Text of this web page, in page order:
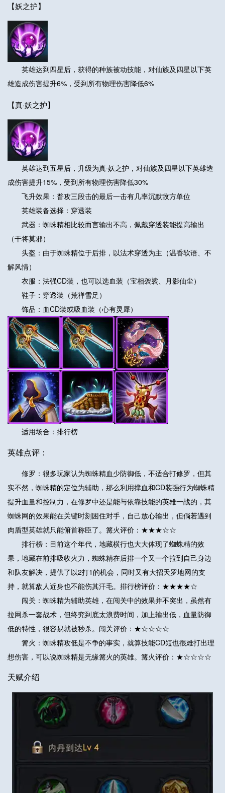
【妖之护】
英雄达到四星后，获得的种族被动技能，对仙族及四星以下英
雄造成伤害提升6%，受到所有物理伤害降低6%
【真·妖之护】
英雄达到五星后，升级为真·妖之护，对仙族及四星以下英雄造
成伤害提升15%，受到所有物理伤害降低30%
飞升效果：普攻三段击的最后一击有几率沉默敌方单位
英雄装备选择：穿透装
武器：蜘蛛精相比较而言输出不高，佩戴穿透装能提高输出
（干将莫邪）
头盔：由于蜘蛛精位于后排，以法术穿透为主（温香软语、不
解风情）
衣服：法强CD装，也可以选血装（宝相袈裟、月影仙尘）
鞋子：穿透装（荒禅雪足）
饰品：血CD装或吸血装（心有灵犀）
适用场合：排行榜
英雄点评：
修罗：很多玩家认为蜘蛛精血少防御低，不适合打修罗，但其
实不然，蜘蛛精的定位为辅助，那么利用撑血和CD装强行为蜘蛛精
提升血量和控制力，在修罗中还是能与依靠技能的英雄一战的，其
蜘蛛网的效果能在关键时刻困住对手，自己放心输出，但倘若遇到
肉盾型英雄就只能俯首称臣了。篝火评价：★★★☆☆
排行榜：目前这个年代，地藏横行也大大体现了蜘蛛精的效
果，地藏在前排吸收火力，蜘蛛精在后排一个又一个拉到自己身边
和队友解决，提供了以2打1的机会，同时又有大招天罗地网的支
持，就算敌人近身也不能伤其汗毛。排行榜评价：★★★★☆
闯关：蜘蛛精为辅助英雄，在闯关中的效果并不突出，虽然有
拉网杀一套战术，但终究到底太浪费时间，加上输出低，血量防御
低的特性，很容易就被秒杀。闯关评价：★☆☆☆☆
篝火：蜘蛛精攻低是不争的事实，就算技能CD短也很难打出理
想伤害，可以说蜘蛛精是无缘篝火的英雄。篝火评价：★☆☆☆☆
天赋介绍